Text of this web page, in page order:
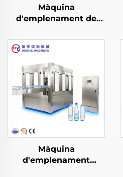
Màquina
d'emplenament de
Màquina
d'emplenament